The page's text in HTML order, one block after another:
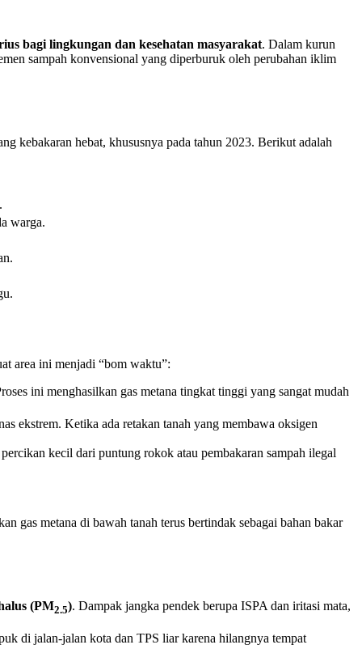
bagi lingkungan dan kesehatan masyarakat. Dalam kurun
sampah konvensional yang diperburuk oleh perubahan iklim
kebakaran hebat, khususnya pada tahun 2023. Berikut adalah
warga.
area ini menjadi “bom waktu”:
ini menghasilkan gas metana tingkat tinggi yang sangat mudah
ekstrem. Ketika ada retakan tanah yang membawa oksigen
kecil dari puntung rokok atau pembakaran sampah ilegal
gas metana di bawah tanah terus bertindak sebagai bahan bakar
(PM2.5). Dampak jangka pendek berupa ISPA dan iritasi mata,
di jalan-jalan kota dan TPS liar karena hilangnya tempat